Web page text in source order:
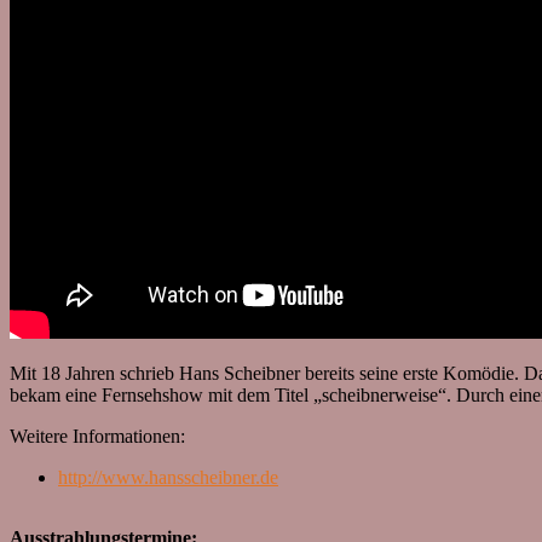
Mit 18 Jahren schrieb Hans Scheibner bereits seine erste Komödie.
bekam eine Fernsehshow mit dem Titel „scheibnerweise“. Durch
Weitere Informationen:
http://www.hansscheibner.de